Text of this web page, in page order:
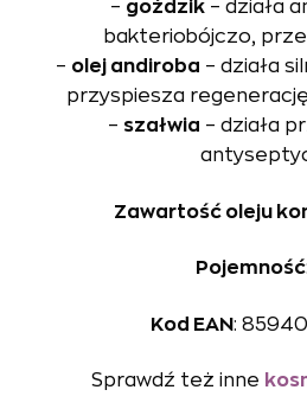
– goździk– działa
bakteriobójczo,
– olej andiroba – działa
przyspiesza
– szałwia – działa
Zawartość oleju
Pojemność
Kod EAN:
Sprawdź też inne